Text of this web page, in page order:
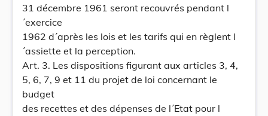
31 décembre 1961 seront recouvrés pendant l
´exercice
1962 d´après les lois et les tarifs qui en règlent l
´assiette et la perception.
Art. 3. Les dispositions figurant aux articles 3, 4,
5, 6, 7, 9 et 11 du projet de loi concernant le
budget
des recettes et des dépenses de l´Etat pour l